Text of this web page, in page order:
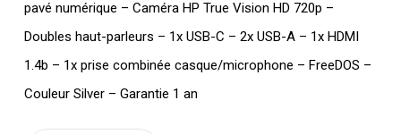
pavé numérique – Caméra HP True Vision HD 720p –
Doubles haut-parleurs – 1x USB-C – 2x USB-A – 1x HDMI
1.4b – 1x prise combinée casque/microphone – FreeDOS –
Couleur Silver – Garantie 1 an